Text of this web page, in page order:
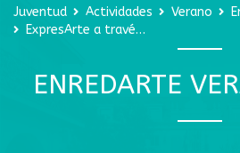
Juventud Actividades Verano
ExpresArte a través de tu mirada
ENREDARTE